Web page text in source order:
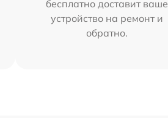
бесплатно доставит ваше
устройство на ремонт и
обратно.